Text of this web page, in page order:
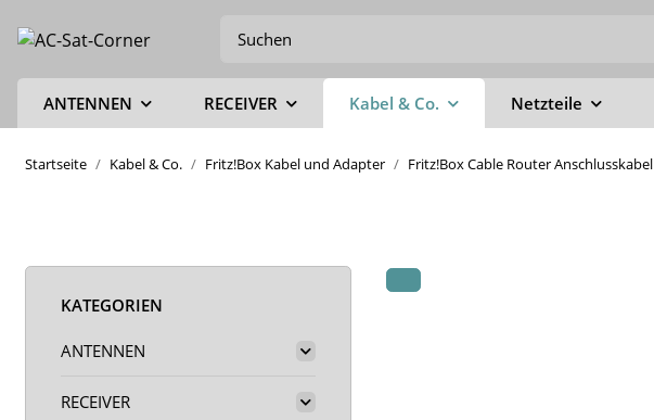
ANTENNEN RECEIVER Kabel & Co. Netzteile
Startseite Kabel & Co. Fritz!Box Kabel und Adapter Fritz!Box Cable Router Anschlusskabel
KATEGORIEN
ANTENNEN
RECEIVER